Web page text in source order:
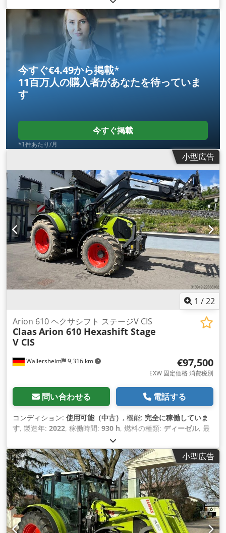
今すぐ€4.49から掲載*
11百万人の購入者があなたを待っていま
す
今すぐ掲載
*1件あたり/月
小型広告
1 /22
Wallersheim 9,316 km
Arion 610 ヘクサシフト ステージV CIS
ClaasArion 610 Hexashift Stage
V CIS
€97,500
EXW 固定価格 消費税別
問い合わせる 電話する
コンディション: 使用可能（中古） , 機能: 完全に稼働していま
す, 製造年: 2022, 稼働時間: 930 h, 燃料の種類: ディーゼル, 最
小型広告